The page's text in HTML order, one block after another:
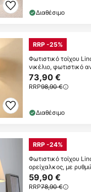
Διαθέσιμο
RRP -25%
Φωτιστικό τοίχου
νικέλιο, φωτιστικό
cm
73,90 €
RRP98,90 €
Διαθέσιμο
RRP -24%
Φωτιστικό τοίχου
ορείχαλκος, με
ύφασμα
59,90 €
RRP78,90 €